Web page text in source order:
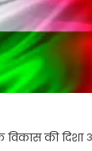
विकास की दिशा